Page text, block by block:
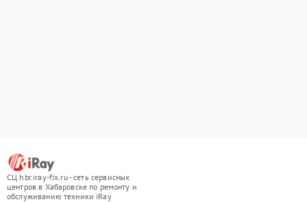
СЦ hbr.iray-fix.ru - сеть сервисных
центров в Хабаровске по ремонту и
обслуживанию техники iRay